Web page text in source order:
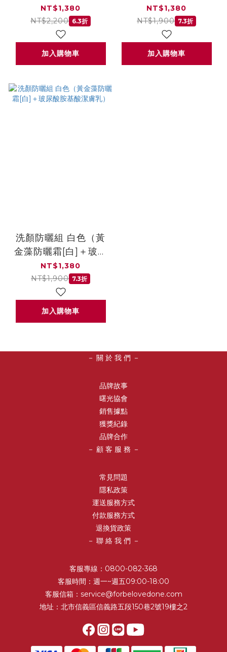
淨化光之鑰生纖面膜）
NT$1,380
NT$2,200 6.3折
加入購物車
酸胺基酸潔膚乳）
NT$1,380
NT$1,900 7.3折
加入購物車
洗顏防曬組 白色（黃
金藻防曬霜[白]＋玻尿
酸胺基酸潔膚乳）
NT$1,380
NT$1,900 7.3折
加入購物車
－ 關 於 我 們 －
品牌故事
曙光協會
銷售據點
獲獎紀錄
品牌合作
－ 顧 客 服 務 －
常見問題
隱私政策
運送服務方式
付款服務方式
退換貨政策
－ 聯 絡 我 們 －
客服專線：0800-082-368
客服時間：週一~週五09:00-18:00
客服信箱：service@forbelovedone.com
地址：北市信義區信義路五段150巷2號19樓之2